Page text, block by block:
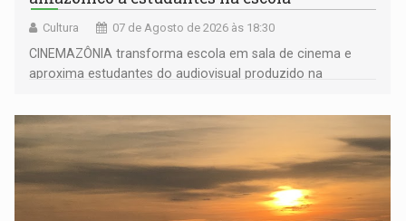
Cultura 07 de Agosto de 2026 às 18:30
CINEMAZÔNIA transforma escola em sala de cinema e
aproxima estudantes do audiovisual produzido na